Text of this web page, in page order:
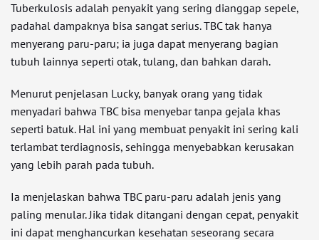
Tuberkulosis adalah penyakit yang sering dianggap sepele,
padahal dampaknya bisa sangat serius. TBC tak hanya
menyerang paru-paru; ia juga dapat menyerang bagian
tubuh lainnya seperti otak, tulang, dan bahkan darah.
Menurut penjelasan Lucky, banyak orang yang tidak
menyadari bahwa TBC bisa menyebar tanpa gejala khas
seperti batuk. Hal ini yang membuat penyakit ini sering kali
terlambat terdiagnosis, sehingga menyebabkan kerusakan
yang lebih parah pada tubuh.
Ia menjelaskan bahwa TBC paru-paru adalah jenis yang
paling menular. Jika tidak ditangani dengan cepat, penyakit
ini dapat menghancurkan kesehatan seseorang secara